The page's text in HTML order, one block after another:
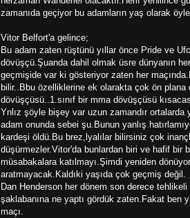
zamanıda geçiyor bu adamların yaş olarak
Vitor Belfort'a gelince;
Bu adam zaten rüştünü yıllar önce Pride ve
dövüşçü.Şuanda dahil olmak üsre dünyanın
geçmişide var ki gösteriyor zaten her
bilir..Bbu özelliklerine ek olarakta çok ön
dövüşçüsü..1.sınıf bir mma dövüşçüsü
Ynlız şöyle bişey var uzun zamandır
adam onunda sebei şu.Bunun yanlış
kardeşi öldü.Bu brez,lyalılar bilirsiniz çok
düşürmezler.Vitor'da bunlardan biri ve hafif bir
müsabakalara katılmayı.Şimdi yeniden
aratmayacak.Kaldıki yaşıda çok geçmiş değil.
Dan Henderson her dönem son derece
şaklabanına ne yaptı gördük zaten.Fakat ben
maçı.